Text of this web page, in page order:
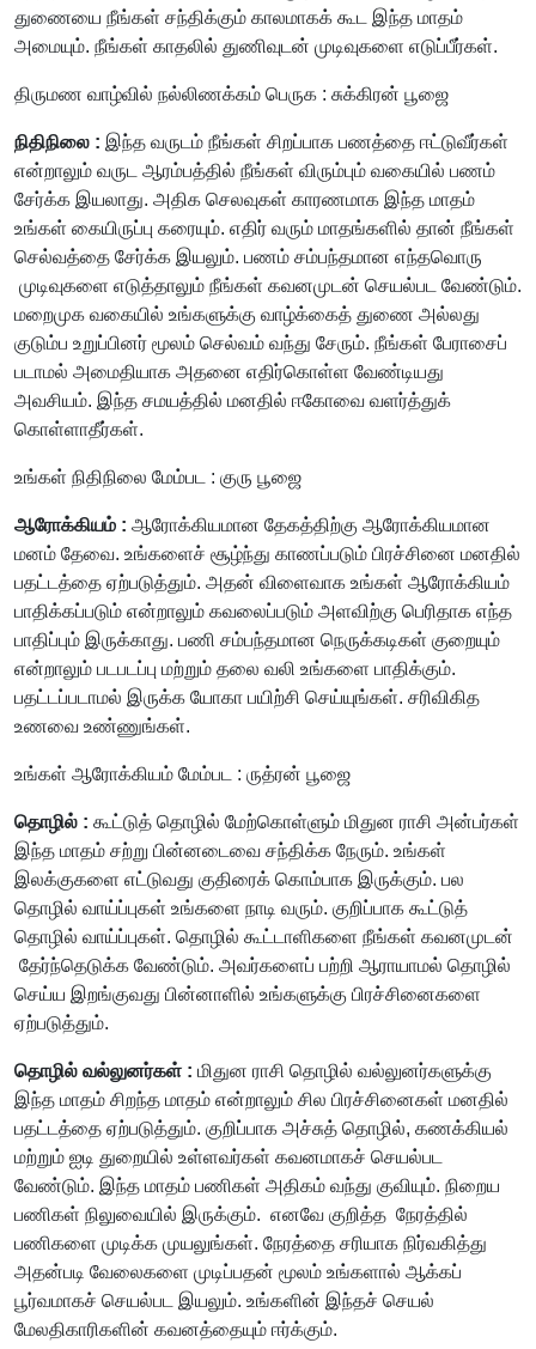
துணையை நீங்கள் சந்திக்கும் காலமாகக் கூட இந்த மாதம்
அமையும். நீங்கள் காதலில் துணிவுடன் முடிவுகளை எடுப்பீர்கள்.
திருமண வாழ்வில் நல்லிணக்கம் பெருக : சுக்கிரன் பூஜை
நிதிநிலை : இந்த வருடம் நீங்கள் சிறப்பாக பணத்தை ஈட்டுவீர்கள்
என்றாலும் வருட ஆரம்பத்தில் நீங்கள் விரும்பும் வகையில் பணம்
சேர்க்க இயலாது. அதிக செலவுகள் காரணமாக இந்த மாதம்
உங்கள் கையிருப்பு கரையும். எதிர் வரும் மாதங்களில் தான் நீங்கள்
செல்வத்தை சேர்க்க இயலும். பணம் சம்பந்தமான எந்தவொரு
முடிவுகளை எடுத்தாலும் நீங்கள் கவனமுடன் செயல்பட வேண்டும்.
மறைமுக வகையில் உங்களுக்கு வாழ்க்கைத் துணை அல்லது
குடும்ப உறுப்பினர் மூலம் செல்வம் வந்து சேரும். நீங்கள் பேராசைப்
படாமல் அமைதியாக அதனை எதிர்கொள்ள வேண்டியது
அவசியம். இந்த சமயத்தில் மனதில் ஈகோவை வளர்த்துக்
கொள்ளாதீர்கள்.
உங்கள் நிதிநிலை மேம்பட : குரு பூஜை
ஆரோக்கியம் : ஆரோக்கியமான தேகத்திற்கு ஆரோக்கியமான
மனம் தேவை. உங்களைச் சூழ்ந்து காணப்படும் பிரச்சினை மனதில்
பதட்டத்தை ஏற்படுத்தும். அதன் விளைவாக உங்கள் ஆரோக்கியம்
பாதிக்கப்படும் என்றாலும் கவலைப்படும் அளவிற்கு பெரிதாக எந்த
பாதிப்பும் இருக்காது. பணி சம்பந்தமான நெருக்கடிகள் குறையும்
என்றாலும் படபடப்பு மற்றும் தலை வலி உங்களை பாதிக்கும்.
பதட்டப்படாமல் இருக்க யோகா பயிற்சி செய்யுங்கள். சரிவிகித
உணவை உண்ணுங்கள்.
உங்கள் ஆரோக்கியம் மேம்பட : ருத்ரன் பூஜை
தொழில் : கூட்டுத் தொழில் மேற்கொள்ளும் மிதுன ராசி அன்பர்கள்
இந்த மாதம் சற்று பின்னடைவை சந்திக்க நேரும். உங்கள்
இலக்குகளை எட்டுவது குதிரைக் கொம்பாக இருக்கும். பல
தொழில் வாய்ப்புகள் உங்களை நாடி வரும். குறிப்பாக கூட்டுத்
தொழில் வாய்ப்புகள். தொழில் கூட்டாளிகளை நீங்கள் கவனமுடன்
தேர்ந்தெடுக்க வேண்டும். அவர்களைப் பற்றி ஆராயாமல் தொழில்
செய்ய இறங்குவது பின்னாளில் உங்களுக்கு பிரச்சினைகளை
ஏற்படுத்தும்.
தொழில் வல்லுனர்கள் : மிதுன ராசி தொழில் வல்லுனர்களுக்கு
இந்த மாதம் சிறந்த மாதம் என்றாலும் சில பிரச்சினைகள் மனதில்
பதட்டத்தை ஏற்படுத்தும். குறிப்பாக அச்சுத் தொழில், கணக்கியல்
மற்றும் ஐடி துறையில் உள்ளவர்கள் கவனமாகச் செயல்பட
வேண்டும். இந்த மாதம் பணிகள் அதிகம் வந்து குவியும். நிறைய
பணிகள் நிலுவையில் இருக்கும். எனவே குறித்த நேரத்தில்
பணிகளை முடிக்க முயலுங்கள். நேரத்தை சரியாக நிர்வகித்து
அதன்படி வேலைகளை முடிப்பதன் மூலம் உங்களால் ஆக்கப்
பூர்வமாகச் செயல்பட இயலும். உங்களின் இந்தச் செயல்
மேலதிகாரிகளின் கவனத்தையும் ஈர்க்கும்.